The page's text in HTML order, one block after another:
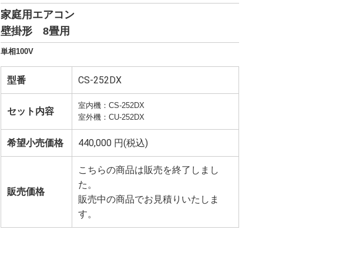
家庭用エアコン
壁掛形 8畳用
単相100V
型番 CS-252DX
セット内容
室内機：CS-252DX
室外機：CU-252DX
希望小売価格 440,000 円(税込)
販売価格
こちらの商品は販売を終了しまし
た。
販売中の商品でお見積りいたしま
す。